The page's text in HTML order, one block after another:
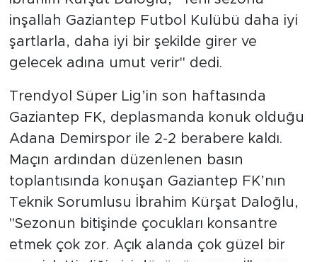
inşallah Gaziantep Futbol Kulübü daha iyi
şartlarla, daha iyi bir şekilde girer ve
gelecek adına umut verir" dedi.
Trendyol Süper Lig’in son haftasında
Gaziantep FK, deplasmanda konuk olduğu
Adana Demirspor ile 2-2 berabere kaldı.
Maçın ardından düzenlenen basın
toplantısında konuşan Gaziantep FK’nın
Teknik Sorumlusu İbrahim Kürşat Daloğlu,
"Sezonun bitişinde çocukları konsantre
etmek çok zor. Açık alanda çok güzel bir